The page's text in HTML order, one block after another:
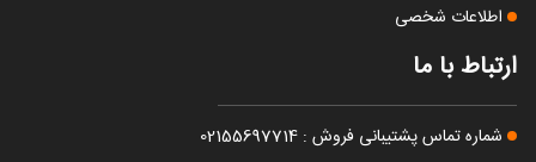
اطلاعات شخصی
ارتباط با ما
شماره تماس پشتیبانی فروش : 02155697714